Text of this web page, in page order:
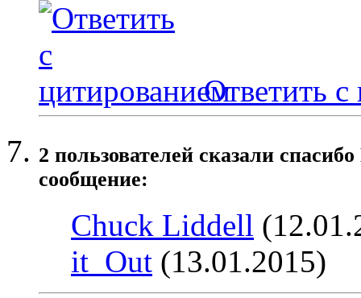
Ответить с
2 пользователей сказали
сообщение:
Chuck Liddell
it_Out (13.01.2015)